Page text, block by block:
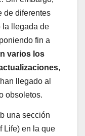
de diferentes
la llegada de
fin a
varios los
,
llegado al
obsoletos.
una sección
Life) en la que